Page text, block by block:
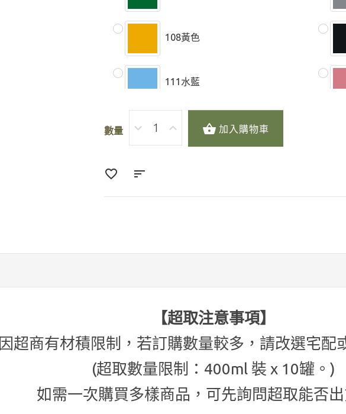
108黃色
111水藍
115橘紅
127紅豆
130咖啡
數量 加入購物車
【超取注意事項】
因超商有材積限制，若訂購數量較多，請改選宅配
(超取數量限制 ： 400ml 裝 x 10罐。)
如需一次購買多樣商品，可先詢問超取能否出